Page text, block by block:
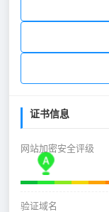
证书信息
网站加密安全评级
验证域名